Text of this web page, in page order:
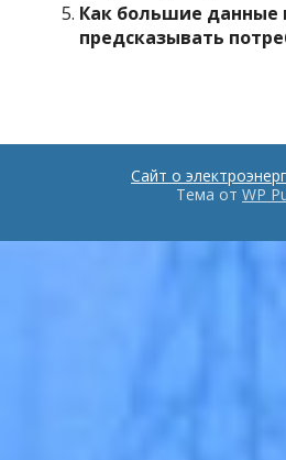
Как большие данные
предсказывать
Сайт о
Тема от WP